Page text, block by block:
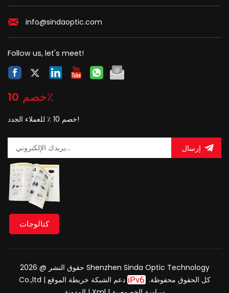
info@sindaoptic.com
Follow us, let's meet!
خصم 10٪
خصم 10 ٪ للعملاء الجدد!
إرسال
كتالوجات
حقوق النشر @ 2026 Shenzhen Sinda Optic Technology
Co.,ltd كل الحقوق محفوظة.
دعم الشبكة خريطة الموقع |